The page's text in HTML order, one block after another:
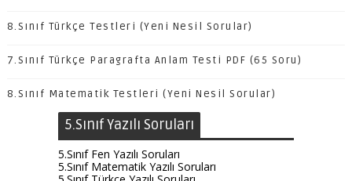
8.Sınıf Türkçe Testleri (Yeni Nesil Sorular)
7.Sınıf Türkçe Paragrafta Anlam Testi PDF (65 Soru)
8.Sınıf Matematik Testleri (Yeni Nesil Sorular)
5.Sınıf Yazılı Soruları
5.Sınıf Fen Yazılı Soruları
5.Sınıf Matematik Yazılı Soruları